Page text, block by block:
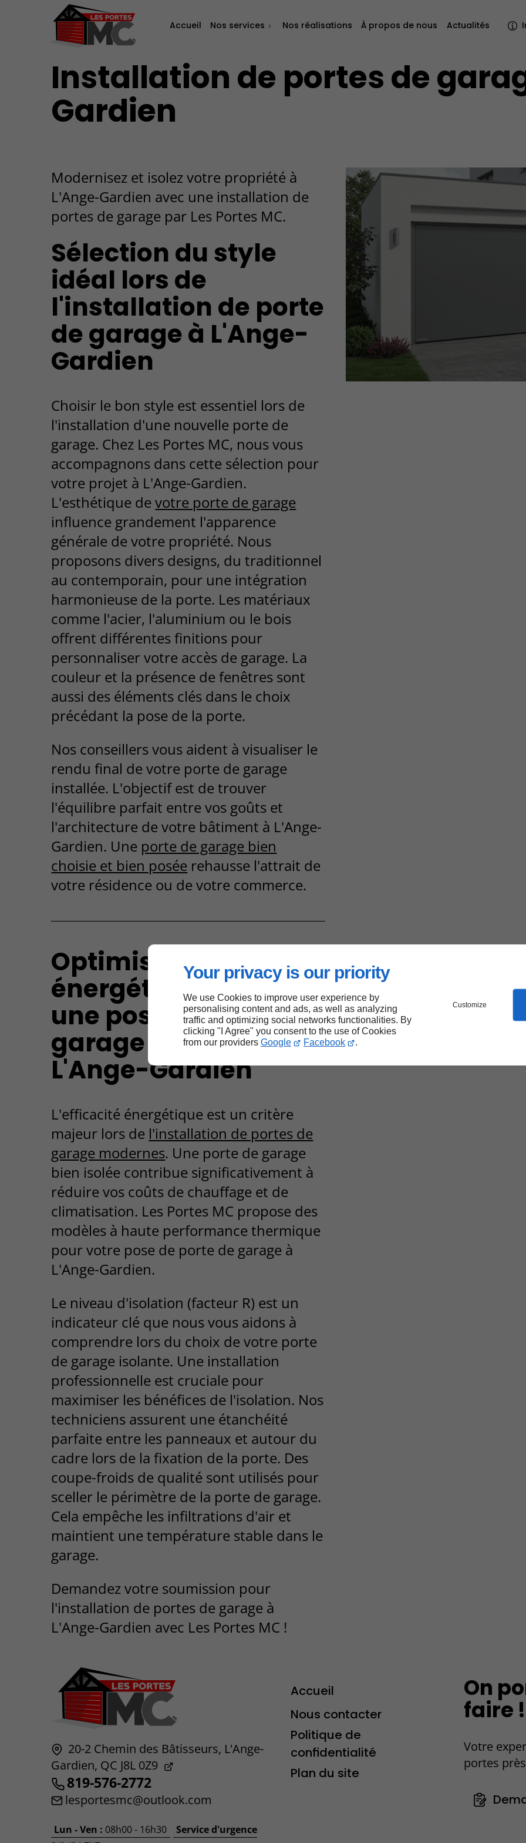
Your privacy is our priority
We use Cookies to improve user experience by
personalising content and ads, as well as analyzing
traffic and optimizing social networks functionalities. By
clicking "I Agree" you consent to the use of Cookies
from our providers Google Facebook .
Customize
Accueil Nos services Nos réalisations À propos de nous Actualités
Installation de portes de
Gardien
Modernisez et isolez votre propriété à
L'Ange-Gardien avec une installation de
portes de garage par Les Portes MC.
Sélection du style
idéal lors de
l'installation de porte
de garage à L'Ange-
Gardien
Choisir le bon style est essentiel lors de
l'installation d'une nouvelle porte de
garage. Chez Les Portes MC, nous vous
accompagnons dans cette sélection pour
votre projet à L'Ange-Gardien.
L'esthétique devotre porte de garage
influence grandement l'apparence
générale de votre propriété. Nous
proposons divers designs, du traditionnel
au contemporain, pour une intégration
harmonieuse de la porte. Les matériaux
comme l'acier, l'aluminium ou le bois
offrent différentes finitions pour
personnaliser votre accès de garage. La
couleur et la présence de fenêtres sont
aussi des éléments clés dans le choix
précédant la pose de la porte.
Nos conseillers vous aident à visualiser le
rendu final de votre porte de garage
installée. L'objectif est de trouver
l'équilibre parfait entre vos goûts et
l'architecture de votre bâtiment à L'Ange-
Gardien. Une porte de garage bien
choisie et bien posée rehausse l'attrait de
votre résidence ou de votre commerce.
Optimisation
énergétique grâce à
une pose de porte de
garage isolée à
L'Ange-Gardien
L'efficacité énergétique est un critère
majeur lors de l'installation de portes de
garage modernes. Une porte de garage
bien isolée contribue significativement à
réduire vos coûts de chauffage et de
climatisation. Les Portes MC propose des
modèles à haute performance thermique
pour votre pose de porte de garage à
L'Ange-Gardien.
Le niveau d'isolation (facteur R) est un
indicateur clé que nous vous aidons à
comprendre lors du choix de votre porte
de garage isolante. Une installation
professionnelle est cruciale pour
maximiser les bénéfices de l'isolation. Nos
techniciens assurent une étanchéité
parfaite entre les panneaux et autour du
cadre lors de la fixation de la porte. Des
coupe-froids de qualité sont utilisés pour
sceller le périmètre de la porte de garage.
Cela empêche les infiltrations d'air et
maintient une température stable dans le
garage.
Demandez votre soumission pour
l'installation de portes de garage à
L'Ange-Gardien avec Les Portes MC !
20-2 Chemin des Bâtisseurs, L'Ange-
Gardien, QC J8L 0Z9
819-576-2772
lesportesmc@outlook.com
Lun - Ven : 08h00 - 16h30
Service d'urgence
Accueil
Nous contacter
Politique de
confidentialité
Plan du site
On
faire !
Votre
portes